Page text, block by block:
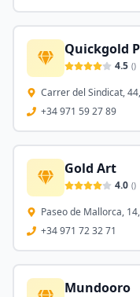
Quickgold
4.5 ()
Carrer del Sindicat,
+34 971 59 27 89
Gold Art
4.0 ()
Paseo de Mallorca,
+34 971 72 32 71
Mundooro